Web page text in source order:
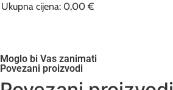
Ukupna cijena: 0,00 €
Your
total
0,00 €
Moglo bi Vas zanimati
Povezani proizvodi